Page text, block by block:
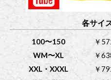
各サイ
100〜150
￥
WM〜XL
￥
XXL・XXXL
￥